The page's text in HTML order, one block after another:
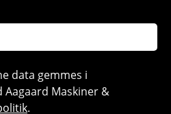
data gemmes i
Maskiner &
.